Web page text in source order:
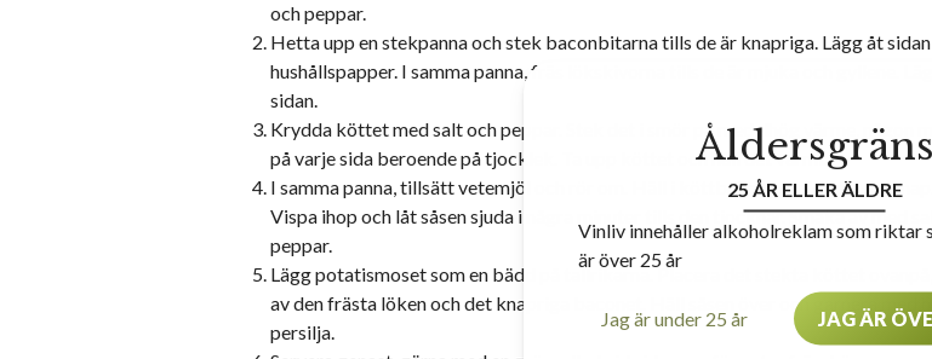
och peppar.
Hetta upp en stekpanna och stek baconbitarna tills de är knapriga. Lägg åt
hushållspapper. I samma panna, fräs lökskivorna tills de är mjuka och gyllene.
sidan.
Krydda köttet med salt och peppar. Stek det i smör på medelhög värme, någon
på varje sida beroende på tjocklek. Ta upp köttet och håll det varmt.
I samma panna, tillsätt vetemjöl och rör om. Häll i köttbuljong, grädde och senap.
Vispa ihop och låt såsen sjuda i några minuter tills den tjocknar. Smaka av med
peppar.
Lägg potatismoset som en bädd på tallrikarna. Placera det stekta köttet ovanpå,
av den frästa löken och det knapriga baconet. Häll såsen över och garnera med
persilja.
Åldersgräns
25 ÅR ELLER ÄLDRE
Vinliv innehåller alkoholreklam som riktar
är över 25 år
Jag är under 25 år JAG ÄR